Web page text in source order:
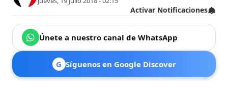
Activar Notificaciones
Únete a nuestro canal de WhatsApp
G Síguenos en Google Discover